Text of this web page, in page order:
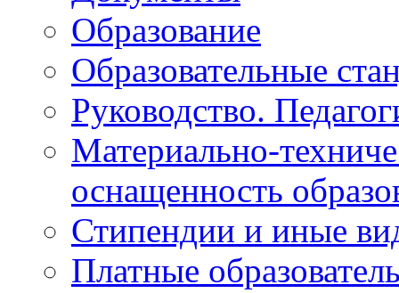
Образование
Образовательные
Руководство.
Материально-
оснащенность
Стипендии и иные
Платные